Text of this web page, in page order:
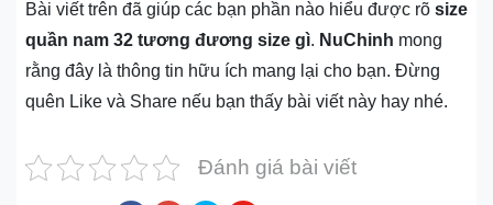
Bài viết trên đã giúp các bạn phần nào hiểu được rõ size
quần nam 32 tương đương size gì. NuChinh mong
rằng đây là thông tin hữu ích mang lại cho bạn. Đừng
quên Like và Share nếu bạn thấy bài viết này hay nhé.
Đánh giá bài viết